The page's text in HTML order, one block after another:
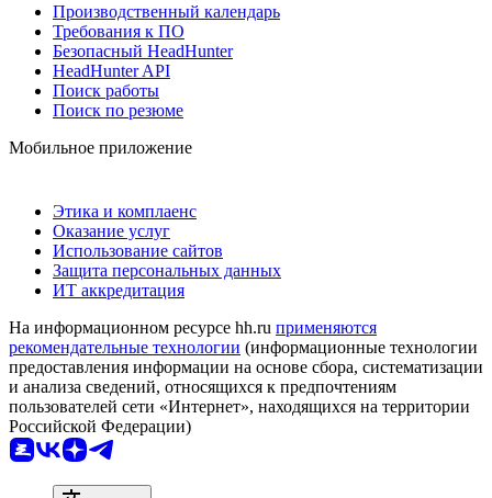
Производственный календарь
Требования к ПО
Безопасный HeadHunter
HeadHunter API
Поиск работы
Поиск по резюме
Мобильное приложение
Этика и комплаенс
Оказание услуг
Использование сайтов
Защита персональных данных
ИТ аккредитация
На информационном ресурсе hh.ru применяются
рекомендательные технологии (информационные технологии
предоставления информации на основе сбора, систематизации
и анализа сведений, относящихся к предпочтениям
пользователей сети «Интернет», находящихся на территории
Российской Федерации)